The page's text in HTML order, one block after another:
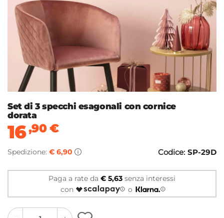
Set di 3 specchi esagonali con cornice
dorata
16,90€
Spedizione: € 6,90 Codice: SP-29D
Paga a rate da € 5,63 senza interessi
con
o